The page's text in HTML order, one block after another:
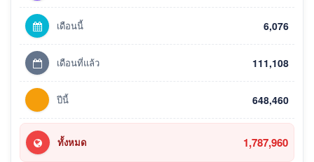
เดือนนี้ 6,076
เดือนที่แล้ว 111,108
ปีนี้ 648,460
ทั้งหมด 1,787,960